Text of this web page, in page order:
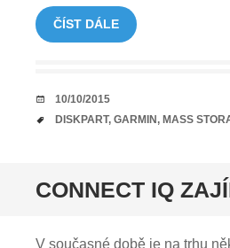
ČÍST DÁLE
DATUM
10/10/2015
TAGY
DISKPART, GARMIN, MASS
CONNECT IQ
V současné době je na trhu